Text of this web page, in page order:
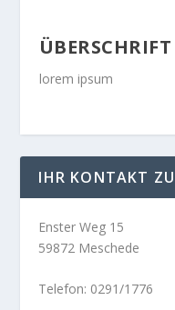
lorem ipsum
IHR KONTAKT
Enster Weg 15
59872 Meschede
Telefon: 0291/1776